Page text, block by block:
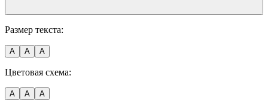
Размер текста:
A A A
Цветовая схема:
A A A